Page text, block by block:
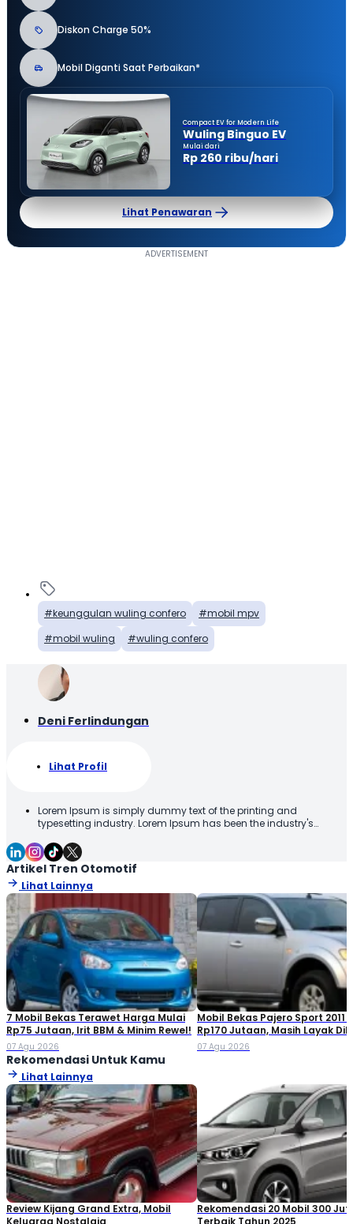
Diskon Charge 50%
Mobil Diganti Saat Perbaikan*
Compact EV for Modern Life
Wuling Binguo EV
Mulai dari
Rp 260 ribu/hari
Lihat Penawaran
keunggulan wuling confero
mobil mpv
mobil wuling
wuling confero
Deni Ferlindungan
Lihat Profil
Lorem Ipsum is simply dummy text of the printing and
typesetting industry. Lorem Ipsum has been the industry's
printer took a galley of type and scrambled it to make a type
specimen book. It has survived not only five centuries, but also
the leap into electronic typesetting, remaining essentially
unchanged. It was popularised in the 1960s with the release of
Letraset sheets containing Lorem Ipsum passages, and more
recently with desktop publishing software like Aldus PageMaker
including versions of Lorem Ipsum
Artikel Tren Otomotif
Lihat Lainnya
7 Mobil Bekas Terawet Harga Mulai
Rp75 Jutaan, Irit BBM & Minim Rewel!
07 Agu 2026
Mobil Bekas Pajero Sport 2011
Rp170 Jutaan, Masih Layak
07 Agu 2026
Rekomendasi Untuk Kamu
Lihat Lainnya
Review Kijang Grand Extra, Mobil
Keluarga Nostalgia
Rekomendasi 20 Mobil 300
Terbaik Tahun 2025